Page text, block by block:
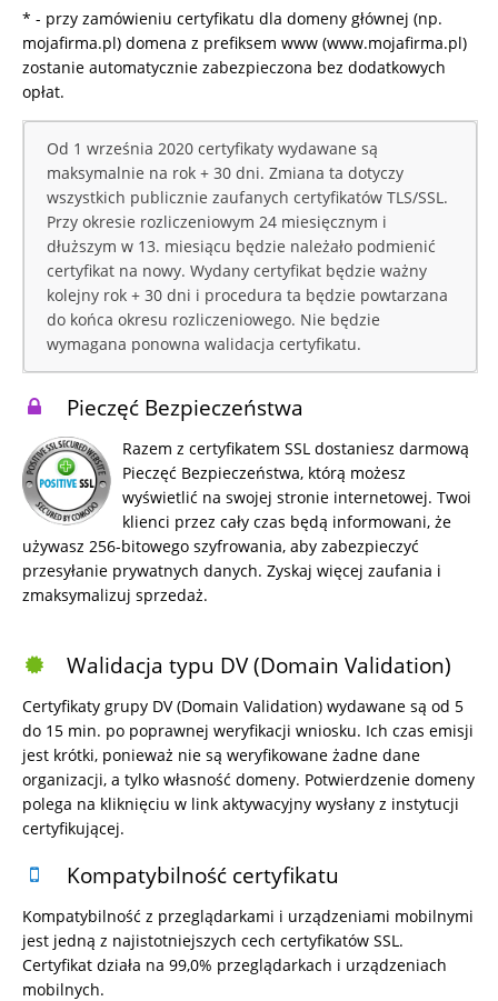
* - przy zamówieniu certyfikatu dla domeny głównej (np.
mojafirma.pl) domena z prefiksem www (www.mojafirma.pl)
zostanie automatycznie zabezpieczona bez dodatkowych
opłat.
Od 1 września 2020 certyfikaty wydawane są
maksymalnie na rok + 30 dni. Zmiana ta dotyczy
wszystkich publicznie zaufanych certyfikatów TLS/SSL.
Przy okresie rozliczeniowym 24 miesięcznym i
dłuższym w 13. miesiącu będzie należało podmienić
certyfikat na nowy. Wydany certyfikat będzie ważny
kolejny rok + 30 dni i procedura ta będzie powtarzana
do końca okresu rozliczeniowego. Nie będzie
wymagana ponowna walidacja certyfikatu.
Pieczęć Bezpieczeństwa
Razem z certyfikatem SSL dostaniesz darmową
Pieczęć Bezpieczeństwa, którą możesz
wyświetlić na swojej stronie internetowej. Twoi
klienci przez cały czas będą informowani, że
używasz 256-bitowego szyfrowania, aby zabezpieczyć
przesyłanie prywatnych danych. Zyskaj więcej zaufania i
zmaksymalizuj sprzedaż.
Walidacja typu DV (Domain Validation)
Certyfikaty grupy DV (Domain Validation) wydawane są od 5
do 15 min. po poprawnej weryfikacji wniosku. Ich czas emisji
jest krótki, ponieważ nie są weryfikowane żadne dane
organizacji, a tylko własność domeny. Potwierdzenie domeny
polega na kliknięciu w link aktywacyjny wysłany z instytucji
certyfikującej.
Kompatybilność certyfikatu
Kompatybilność z przeglądarkami i urządzeniami mobilnymi
jest jedną z najistotniejszych cech certyfikatów SSL.
Certyfikat działa na 99,0% przeglądarkach i urządzeniach
mobilnych.